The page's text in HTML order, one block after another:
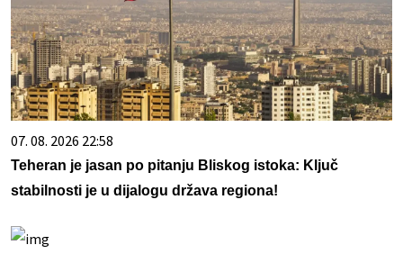
07. 08. 2026 22:58
Teheran je jasan po pitanju Bliskog istoka: Ključ
stabilnosti je u dijalogu država regiona!